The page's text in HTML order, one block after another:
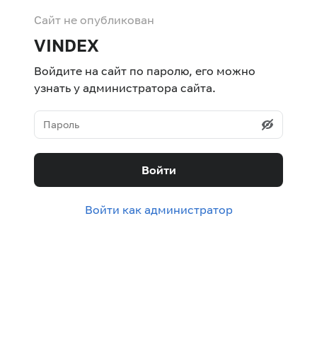
Сайт не опубликован
VINDEX
Войдите на сайт по паролю, его можно
узнать у администратора сайта.
Войти
Войти как администратор